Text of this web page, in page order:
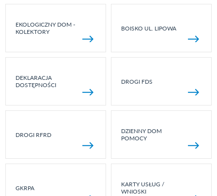
EKOLOGICZNY DOM -
KOLEKTORY
BOISKO UL. LIPOWA
DEKLARACJA
DOSTĘPNOŚCI
DROGI FDS
DROGI RFRD
DZIENNY DOM
POMOCY
GKRPA
KARTY USŁUG /
WNIOSKI